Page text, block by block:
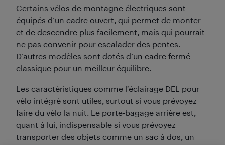
Certains vélos de montagne électriques sont
équipés d’un cadre ouvert, qui permet de monter
et de descendre plus facilement, mais qui pourrait
ne pas convenir pour escalader des pentes.
D’autres modèles sont dotés d’un cadre fermé
classique pour un meilleur équilibre.
Les caractéristiques comme l’éclairage DEL pour
vélo intégré sont utiles, surtout si vous prévoyez
faire du vélo la nuit. Le porte-bagage arrière est,
quant à lui, indispensable si vous prévoyez
transporter des objets comme un sac à dos, un